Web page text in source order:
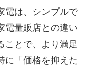
電は、シンプルで
電量販店との違い
ことで、より満足
に「価格を抑えた